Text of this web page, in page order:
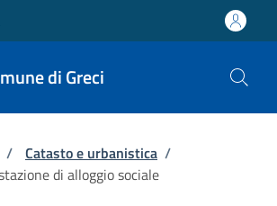
di Greci
pane
/ Catasto e urbanistica /
di alloggio sociale